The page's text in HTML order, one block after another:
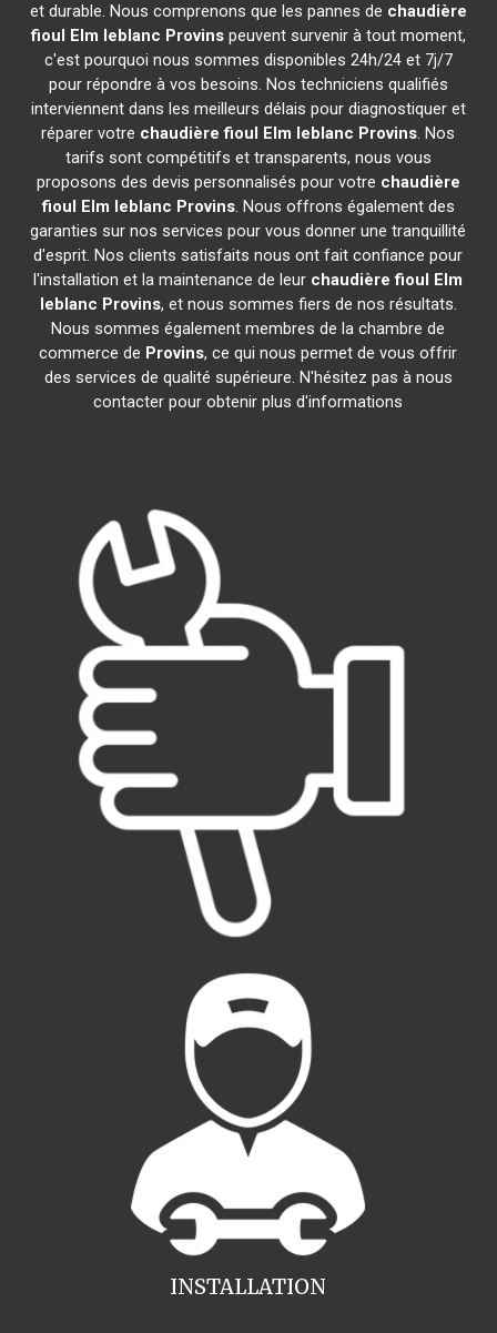
et durable. Nous comprenons que les pannes de chaudière
fioul Elm leblanc Provinspeuvent survenir à tout moment,
c'est pourquoi nous sommes disponibles 24h/24 et 7j/7
pour répondre à vos besoins. Nos techniciens qualifiés
interviennent dans les meilleurs délais pour diagnostiquer et
réparer votre chaudière fioul Elm leblanc Provins. Nos
tarifs sont compétitifs et transparents, nous vous
proposons des devis personnalisés pour votre chaudière
fioul Elm leblanc Provins. Nous offrons également des
garanties sur nos services pour vous donner une tranquillité
d'esprit. Nos clients satisfaits nous ont fait confiance pour
l'installation et la maintenance de leur chaudière fioul Elm
leblanc Provins, et nous sommes fiers de nos résultats.
Nous sommes également membres de la chambre de
commerce de Provins, ce qui nous permet de vous offrir
des services de qualité supérieure. N'hésitez pas à nous
contacter pour obtenir plus d'informations
INSTALLATION